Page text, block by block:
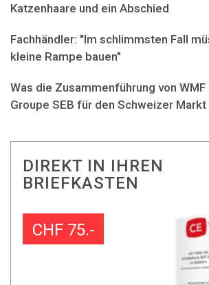
Katzenhaare und ein Abschied
Fachhändler: "Im schlimmsten Fall
kleine Rampe bauen"
Was die Zusammenführung von WMF
Groupe SEB für den Schweizer
DIREKT IN IHREN
BRIEFKASTEN
CHF 75.-